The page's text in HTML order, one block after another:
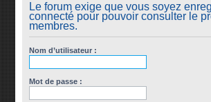
Le forum exige que vous soyez
connecté pour pouvoir consulter le
membres.
Nom d’utilisateur :
Mot de passe :